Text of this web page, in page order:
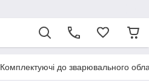
Комплектуючі до зварювального